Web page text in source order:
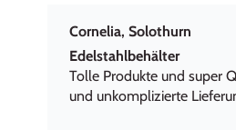
Cornelia, Solothurn
Edelstahlbehälter
Tolle Produkte und super
und unkomplizierte